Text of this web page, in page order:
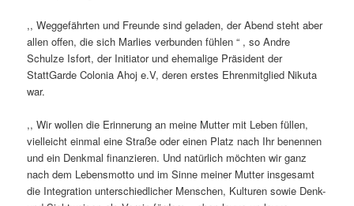
,, Weggefährten und Freunde sind geladen, der Abend steht aber
allen offen, die sich Marlies verbunden fühlen “ , so Andre
Schulze Isfort, der Initiator und ehemalige Präsident der
StattGarde Colonia Ahoj e.V, deren erstes Ehrenmitglied Nikuta
war.
,, Wir wollen die Erinnerung an meine Mutter mit Leben füllen,
vielleicht einmal eine Straße oder einen Platz nach Ihr benennen
und ein Denkmal finanzieren. Und natürlich möchten wir ganz
nach dem Lebensmotto und im Sinne meiner Mutter insgesamt
die Integration unterschiedlicher Menschen, Kulturen sowie Denk-